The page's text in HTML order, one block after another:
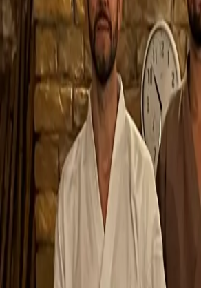
Budapest, József krt. 15, 1088